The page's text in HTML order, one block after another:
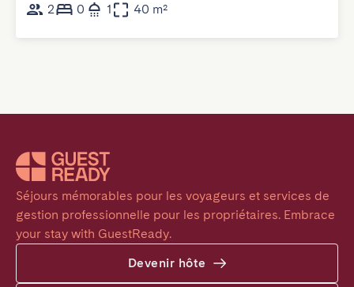
2
0 1 40 m²
Séjours mémorables pour les voyageurs et services de
gestion professionnelle pour les propriétaires. Embrace
your stay with GuestReady.
Devenir hôte